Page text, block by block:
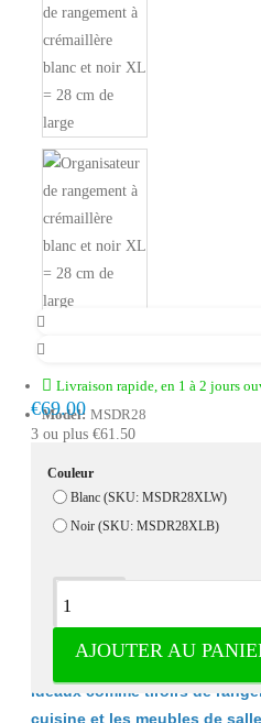
Livraison rapide, en 1 à 2 jours
Model: MSDR28
€69.00
3 ou plus €61.50
Couleur
Blanc (SKU: MSDR28XLW)
Noir (SKU: MSDR28XLB)
AJOUTER AU
Description
idéaux comme tiroirs de
cuisine et les meubles de